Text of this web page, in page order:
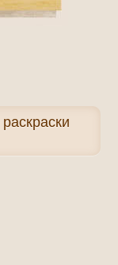
раскраски